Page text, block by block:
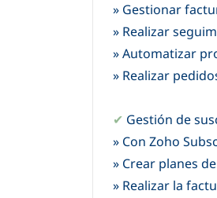
» Gestionar
» Realizar
»Automatizar
» Realizar
✔ Gestión de
» Con Zoho
» Crear planes
» Realizar la